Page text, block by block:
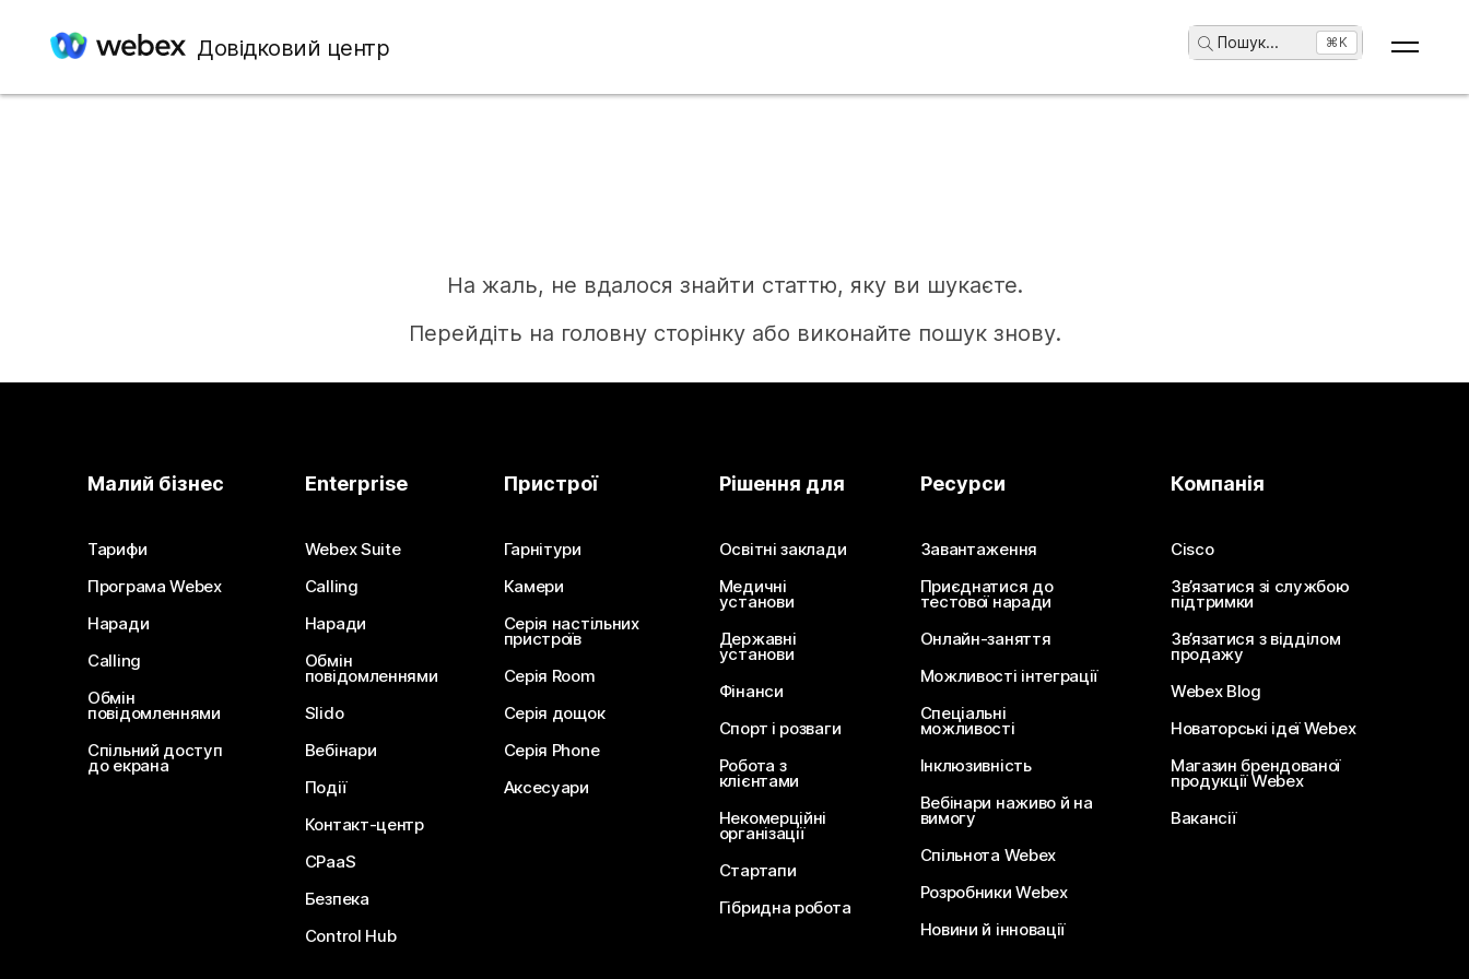
Довідковий центр Пошук... ⌘K
На жаль, не вдалося знайти статтю, яку ви шукаєте.
Перейдіть на головну сторінку або виконайте пошук знову.
Потрібна відповідь?
Надішліть запитання
Малий бізнес
Тарифи
Програма Webex
Наради
Calling
Обмін
повідомленнями
Спільний доступ
до екрана
Enterprise
Webex Suite
Calling
Наради
Обмін
повідомленнями
Slido
Вебінари
Події
Контакт-центр
CPaaS
Безпека
Control Hub
Пристрої
Гарнітури
Камери
Серія настільних
пристроїв
Серія Room
Серія дощок
Серія Phone
Аксесуари
Рішення для
Освітні заклади
Медичні
установи
Державні
установи
Фінанси
Спорт і розваги
Робота з
клієнтами
Некомерційні
організації
Стартапи
Гібридна робота
Ресурси
Завантаження
Приєднатися до
тестової наради
Онлайн-заняття
Можливості інтеграції
Спеціальні
можливості
Інклюзивність
Вебінари наживо й на
вимогу
Спільнота Webex
Розробники Webex
Новини й інновації
Компанія
Cisco
Зв’язатися зі службою
підтримки
Зв’язатися з відділом
продажу
Webex Blog
Новаторські ідеї Webex
Магазин брендованої
продукції Webex
Вакансії